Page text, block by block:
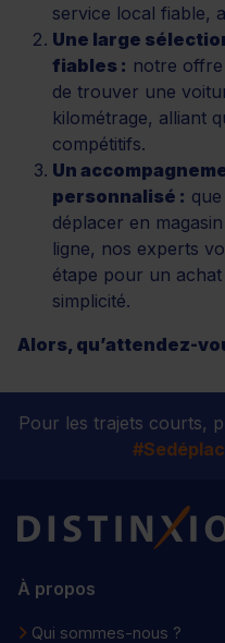
service local fiable,
Une large
fiables : notre
de trouver une
kilométrage, alliant
compétitifs.
Un
personnalisé :
déplacer en
ligne, nos experts
étape pour un
simplicité.
Alors, qu’attendez-
Pour les trajets courts,
À propos
Qui sommes-nous ?